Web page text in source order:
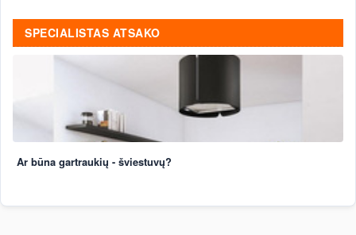
SPECIALISTAS ATSAKO
Ar būna gartraukių - šviestuvų?